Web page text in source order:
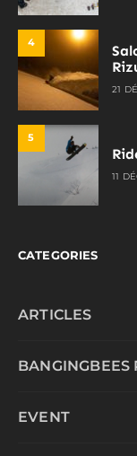
4
21
5
11
CATEGORIES
ARTICLES
BANGINGBEES
EVENT